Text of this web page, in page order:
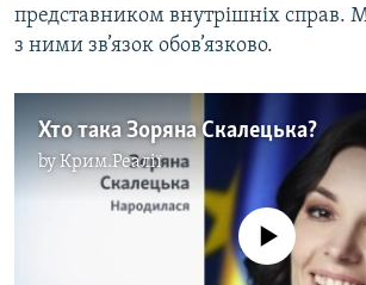
представником внутрішніх справ.
з ними зв’язок обов’язково.
Хто така Зоряна Скалецька?
byКрим.Реалії
No media source currently